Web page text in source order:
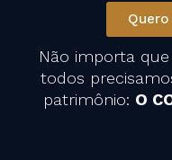
Quero
Não importa
todos
patrimônio: O